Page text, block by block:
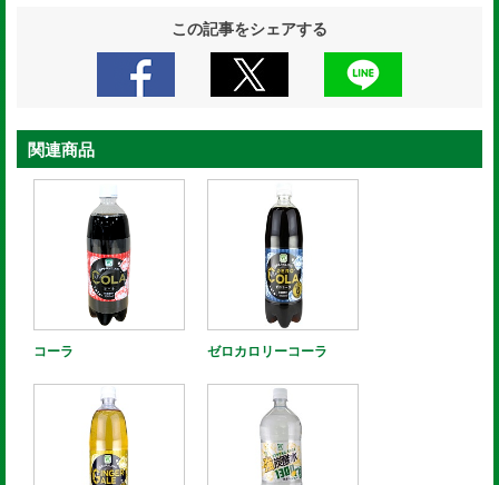
この記事をシェアする
関連商品
コーラ ゼロカロリーコーラ